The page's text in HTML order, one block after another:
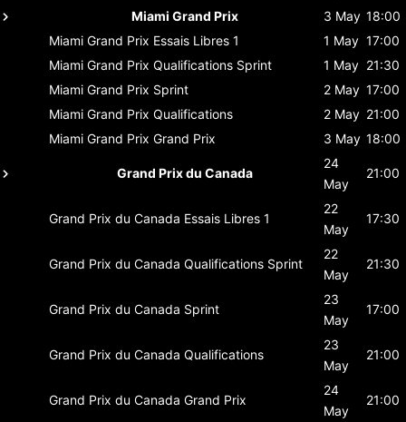
Miami Grand Prix 3 May 18:00
Miami Grand Prix Essais Libres 1 1 May 17:00
Miami Grand Prix Qualifications Sprint 1 May 21:30
Miami Grand Prix Sprint 2 May 17:00
Miami Grand Prix Qualifications 2 May 21:00
Miami Grand Prix Grand Prix 3 May 18:00
Grand Prix du Canada
24
May
21:00
Grand Prix du Canada Essais Libres 1
22
May
17:30
Grand Prix du Canada Qualifications Sprint
22
May
21:30
Grand Prix du Canada Sprint
23
May
17:00
Grand Prix du Canada Qualifications
23
May
21:00
Grand Prix du Canada Grand Prix
24
May
21:00